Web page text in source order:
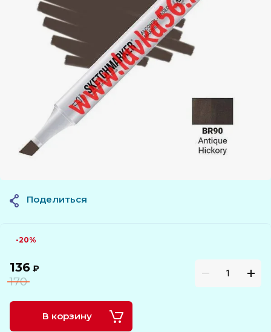
-20%
136 ₽
170
В корзину
Поделиться